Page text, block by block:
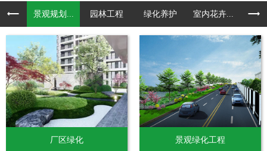
景观规划... 园林工程 绿化养护 室内花卉...
厂区绿化 景观绿化工程